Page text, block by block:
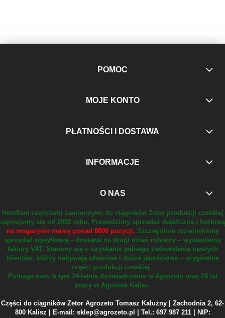
POMOC
MOJE KONTO
PŁATNOŚCI I DOSTAWA
INFORMACJE
O NAS
Handlem częściami zamiennymi do ciągników Zetor produkcji czeskiej
zajmujemy się od 2002 roku. Prowadzimy sprzedaż detaliczną i hurtową
na magazynie mamy ponad 8000 pozycji. Szczególnie rozwinęliśmy
sprzedaż wysyłkową – dostawa na drugi dzień roboczy – wystawiamy
faktury VAT. Staramy się o uzyskanie pełnego zadowolenia naszych
klientów, którzy nabywają właściwe i dobre jakościowo – oryginalne
części produkcji czeskiej.
Pomaga nam w tym 24-letnie doświadczenie w Agrozeto oraz 20 lat
pracy w Agromie Kalisz.
Części do ciągników Zetor Agrozeto Tomasz Kałużny | Zachodnia 2, 62-
800 Kalisz | E-mail: sklep@agrozeto.pl | Tel.: 697 987 211 | NIP: